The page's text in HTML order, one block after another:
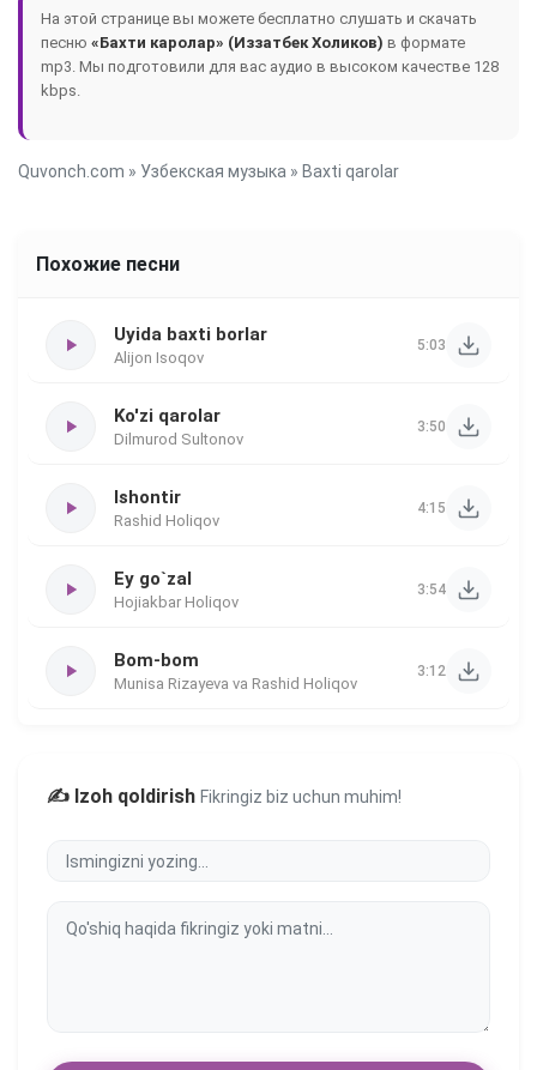
На этой странице вы можете бесплатно слушать и скачать
песню «Бахти каролар» (Иззатбек Холиков) в формате
mp3. Мы подготовили для вас аудио в высоком качестве 128
kbps.
Quvonch.com » Узбекская музыка » Baxti qarolar
Похожие песни
Uyida baxti borlar
Alijon Isoqov
5:03
Ko'zi qarolar
Dilmurod Sultonov
3:50
Ishontir
Rashid Holiqov
4:15
Ey go`zal
Hojiakbar Holiqov
3:54
Bom-bom
Munisa Rizayeva va Rashid Holiqov
3:12
✍️ Izoh qoldirish Fikringiz biz uchun muhim!